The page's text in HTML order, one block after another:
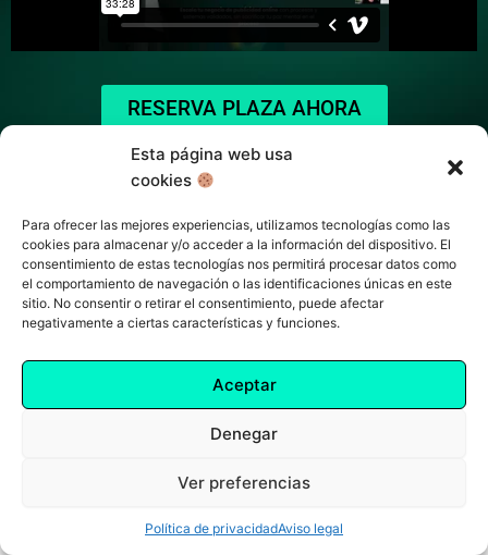
Esta página web usa
cookies
Para ofrecer las mejores experiencias, utilizamos tecnologías como las
cookies para almacenar y/o acceder a la información del dispositivo. El
consentimiento de estas tecnologías nos permitirá procesar datos como
el comportamiento de navegación o las identificaciones únicas en este
sitio. No consentir o retirar el consentimiento, puede afectar
negativamente a ciertas características y funciones.
Aceptar
Denegar
Ver preferencias
Política de privacidadAviso legal
RESERVA PLAZA AHORA
Políticas de cookies –Política de privacidad